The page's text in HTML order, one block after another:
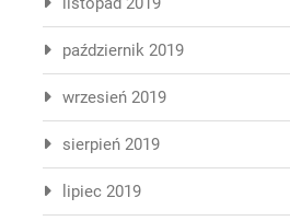
październik 2019
wrzesień 2019
sierpień 2019
lipiec 2019